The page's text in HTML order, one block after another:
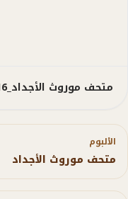
متحف موروث الأجداد_16
الألبوم
متحف موروث الأجداد